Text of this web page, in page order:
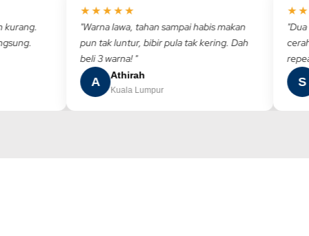
★★★★★
"Warna lawa, tahan sampai habis makan
pun tak luntur, bibir pula tak kering. Dah
beli 3 warna! "
A
Athirah
Kuala Lumpur
"Dua
cerah
repeat!"
S